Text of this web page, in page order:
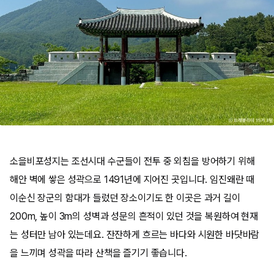
소을비포성지는 조선시대 수군들이 전투 중 외침을 방어하기 위해
해안 벽에 쌓은 성곽으로 1491년에 지어진 곳입니다. 임진왜란 때
이순신 장군의 함대가 들렀던 장소이기도 한 이곳은 과거 길이
200m, 높이 3m의 성벽과 성문의 흔적이 있던 것을 복원하여 현재
는 성터만 남아 있는데요. 잔잔하게 흐르는 바다와 시원한 바닷바람
을 느끼며 성곽을 따라 산책을 즐기기 좋습니다.